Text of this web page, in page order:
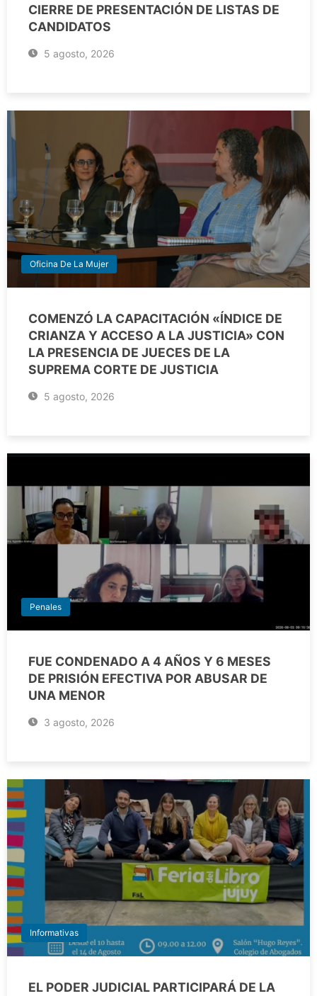
CIERRE DE PRESENTACIÓN DE LISTAS DE
CANDIDATOS
5 agosto, 2026
Oficina De La Mujer
COMENZÓ LA CAPACITACIÓN «ÍNDICE DE
CRIANZA Y ACCESO A LA JUSTICIA» CON
LA PRESENCIA DE JUECES DE LA
SUPREMA CORTE DE JUSTICIA
5 agosto, 2026
Penales
FUE CONDENADO A 4 AÑOS Y 6 MESES
DE PRISIÓN EFECTIVA POR ABUSAR DE
UNA MENOR
3 agosto, 2026
Informativas
EL PODER JUDICIAL PARTICIPARÁ DE LA